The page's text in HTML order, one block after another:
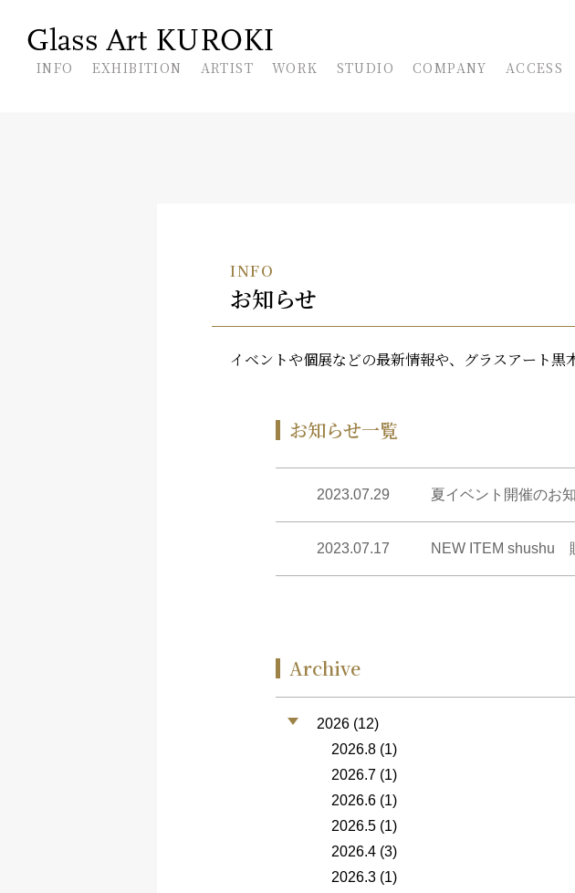
INFO EXHIBITION ARTIST WORK STUDIO COMPANY ACCESS
INFO
お知らせ
イベントや個展などの最新情報や、グラスアート黒
お知らせ一覧
2023.07.29 夏イベント開催のお
2023.07.17 NEW ITEM shushu
Archive
2026 (12)
2026.8 (1)
2026.7 (1)
2026.6 (1)
2026.5 (1)
2026.4 (3)
2026.3 (1)